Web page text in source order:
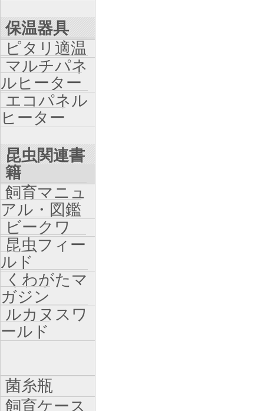
保温器具
ピタリ適温
マルチパネ
ルヒーター
エコパネル
ヒーター
昆虫関連書
籍
飼育マニュ
アル・図鑑
ビークワ
昆虫フィー
ルド
くわがたマ
ガジン
ルカヌスワ
ールド
菌糸瓶
飼育ケース